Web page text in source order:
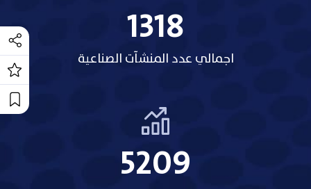
1318
اجمالي عدد المنشآت الصناعية
5209